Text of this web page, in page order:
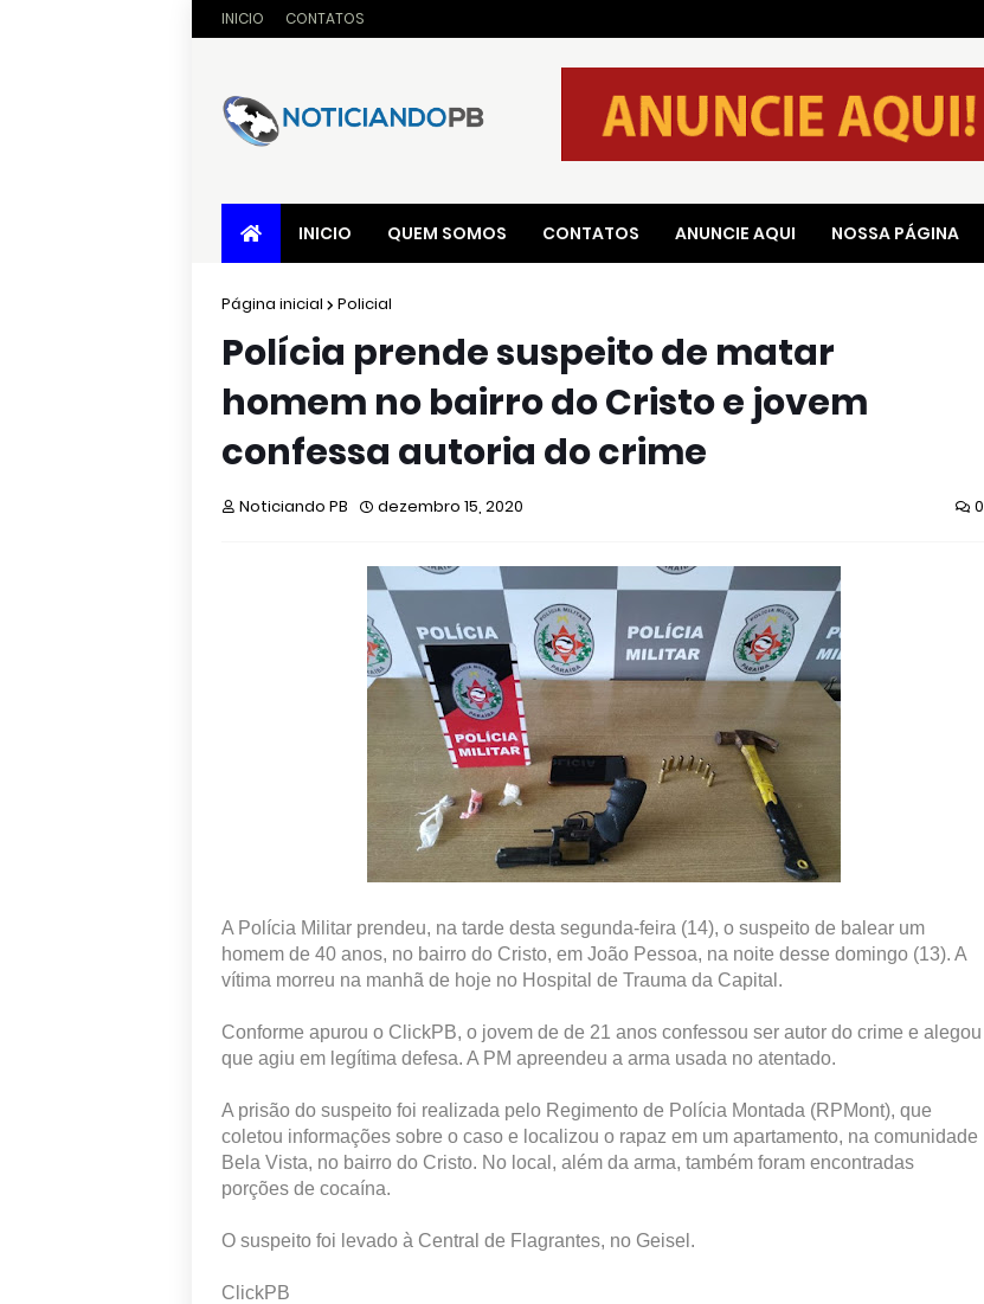
INICIO CONTATOS
INICIO QUEM SOMOS CONTATOS ANUNCIE AQUI NOSSA PÁGINA
Página inicial Policial
Polícia prende suspeito de matar
homem no bairro do Cristo e jovem
confessa autoria do crime
Noticiando PB dezembro 15, 2020 0
A Polícia Militar prendeu, na tarde desta segunda-feira (14), o suspeito de balear um
homem de 40 anos, no bairro do Cristo, em João Pessoa, na noite desse domingo (13). A
vítima morreu na manhã de hoje no Hospital de Trauma da Capital.
Conforme apurou o ClickPB, o jovem de de 21 anos confessou ser autor do crime e alegou
que agiu em legítima defesa. A PM apreendeu a arma usada no atentado.
A prisão do suspeito foi realizada pelo Regimento de Polícia Montada (RPMont), que
coletou informações sobre o caso e localizou o rapaz em um apartamento, na comunidade
Bela Vista, no bairro do Cristo. No local, além da arma, também foram encontradas
porções de cocaína.
O suspeito foi levado à Central de Flagrantes, no Geisel.
ClickPB